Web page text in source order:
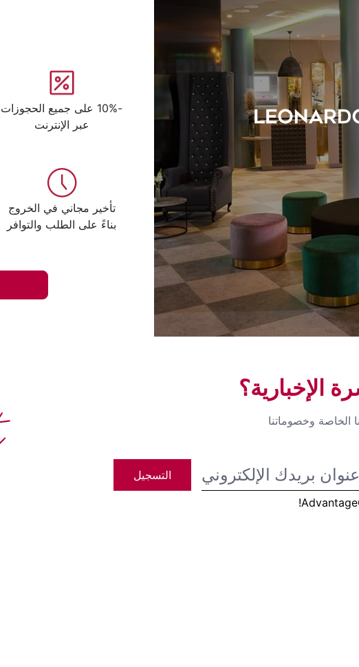
-10% على جميع الحجوزات
عبر الإنترنت
تأخير مجاني في الخروج
بناءً على الطلب والتوافر
الإخبارية؟
الخاصة وخصوماتنا
التسجيل